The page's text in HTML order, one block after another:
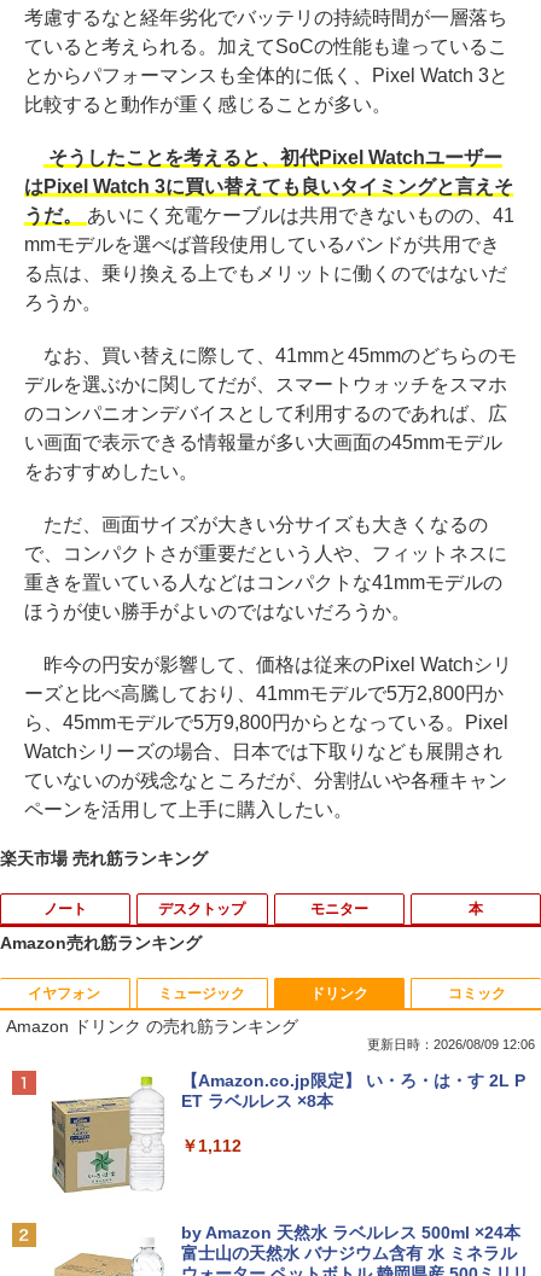
考慮するなと経年劣化でバッテリの持続時間が一層落ち
ていると考えられる。加えてSoCの性能も違っているこ
とからパフォーマンスも全体的に低く、Pixel Watch 3と
比較すると動作が重く感じることが多い。
そうしたことを考えると、初代Pixel Watchユーザー
はPixel Watch 3に買い替えても良いタイミングと言えそ
うだ。 あいにく充電ケーブルは共用できないものの、41
mmモデルを選べば普段使用しているバンドが共用でき
る点は、乗り換える上でもメリットに働くのではないだ
ろうか。
なお、買い替えに際して、41mmと45mmのどちらのモ
デルを選ぶかに関してだが、スマートウォッチをスマホ
のコンパニオンデバイスとして利用するのであれば、広
い画面で表示できる情報量が多い大画面の45mmモデル
をおすすめしたい。
ただ、画面サイズが大きい分サイズも大きくなるの
で、コンパクトさが重要だという人や、フィットネスに
重きを置いている人などはコンパクトな41mmモデルの
ほうが使い勝手がよいのではないだろうか。
昨今の円安が影響して、価格は従来のPixel Watchシリ
ーズと比べ高騰しており、41mmモデルで5万2,800円か
ら、45mmモデルで5万9,800円からとなっている。Pixel
Watchシリーズの場合、日本では下取りなども展開され
ていないのが残念なところだが、分割払いや各種キャン
ペーンを活用して上手に購入したい。
楽天市場 売れ筋ランキング
ノート
1
【今だけ】全品ポイント10倍 お買い物マ
ラソン★8/4～8/11★中古パソコン ノー
トPC Lenovo ThinkPad E590 Core i3 8
145U メモリ8GB / 16GB / 32GB SSD M.
2 PCIe256GB / 512GB / 1TB Windows1
1 Pro 64bit【送料無料】【1年保証】
￥15,800
【マラソンセール期間中ポイント5倍】
【OSなし】 中古ノートパソコン 第8世代
デスクトップ
1
「3500U/4300Uより速い」 NiPoGi ミニ
pc Ryzen Embedded R2544初登場 8G
B+256GB 4TB拡張可 mini pc Windows
11 Pro 動作より高速 4K×3画面出力 ミニ
パソコン HDMI2.0+DP1.4 静音性 小型pc
豊富な端子Type-C USB3.2 有線LAN WI
【全商品10%OFF+P5倍】Dell OptiPlex
モニター
1
【中古良品】【安心保証】Princeton 21.
5型ワイドカラー液晶ディスプレイ PTF
WDE-22W / PTFBDE-22W ブラック/ ホ
ワイト色 スピーカー搭載 プリンストン
￥4,050
タッチ式/非タッチ式選択可能 Type-C対
応 HDMI VESA対応 モニター 持ち運び
本
1
ちいかわ なんか小さくてかわいいやつ
（7）なんか飛び出ていろいろ貼れるフォ
トアルバム付き特装版 （講談社キャラク
ターズA） [ ナガノ ]
￥3,630
ゼイ ]
Amazon売れ筋ランキング
イヤフォン
Anker Soundcore P40i オフホワイト
Anker Soundcore P31i ブラック
ミュージック
BRUCE WAYNE feat. Flo Milli, ATL Jacob
[Explicit]
￥250
BRUCE WAYNE feat. Flo Milli, ATL Jacob
[Explicit]
ドリンク
Amazon ドリンク の売れ筋ランキング
更新日時：2026/08/09 12:06
【Amazon.co.jp限定】 い・ろ・は・す 2L P
ET ラベルレス ×8本
￥1,112
by Amazon 天然水 ラベルレス 500ml ×24本
富士山の天然水 バナジウム含有 水 ミネラル
コミック